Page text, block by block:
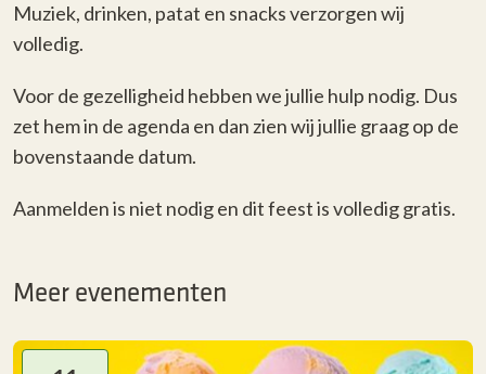
Muziek, drinken, patat en snacks verzorgen wij
volledig.
Voor de gezelligheid hebben we jullie hulp nodig. Dus
zet hem in de agenda en dan zien wij jullie graag op de
bovenstaande datum.
Aanmelden is niet nodig en dit feest is volledig gratis.
Meer evenementen